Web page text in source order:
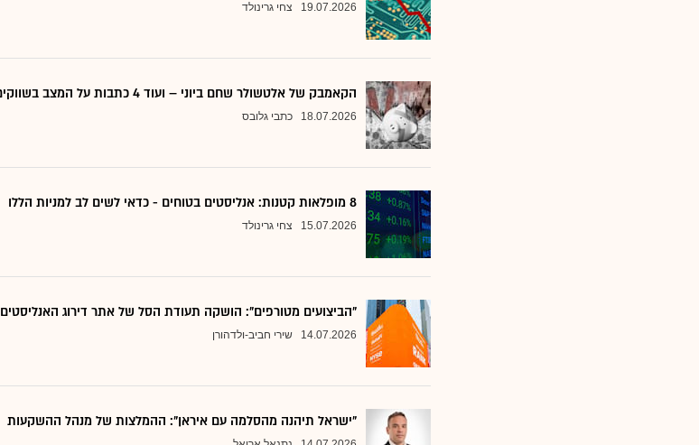
19.07.2026 צחי גרינולד
הקאמבק של אלטשולר שחם ביוני – ועוד 4 כתבות על המצב בשווקים
18.07.2026 כתבי גלובס
8 מופלאות קטנות: אנליסטים בטוחים - כדאי לשים לב למניות הללו
15.07.2026 צחי גרינולד
"הביצועים מטורפים": הושקה תעודת הסל של אתר דירוג האנליסטים
14.07.2026 שירי חביב-ולדהורן
"ישראל תיהנה מהסלמה עם איראן": ההמלצות של מנהל ההשקעות